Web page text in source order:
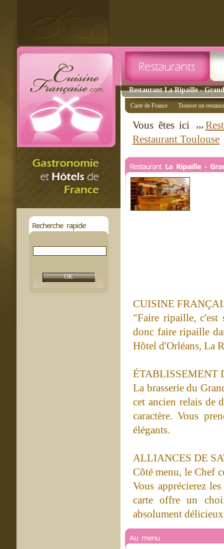
Restaurant La Ripaille -
Recherche rapide
Carte de France Trouver un
Vous êtes ici
Restaurant Toulouse
Restaurant La Ripaille -
CUISINE
"Faire ripaille,
donc faire ripaille
Hôtel d'Orléans, La
ÉTABLISSEMENT
La brasserie du
cet ancien relais de
caractère. Vous
élégants.
ALLIANCES DE
Côté menu, le Chef
Vous apprécierez
carte offre un
absolument
Au menu